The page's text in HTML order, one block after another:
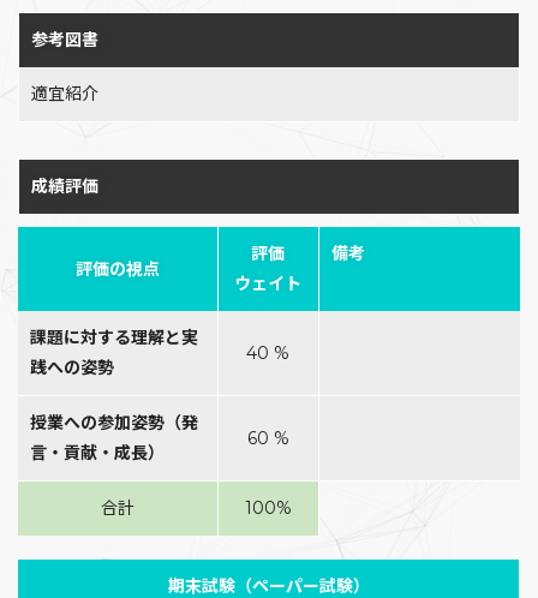
参考図書
適宜紹介
成績評価
評価の視点
評価
ウェイト
備考
課題に対する理解と実
践への姿勢
40 %
授業への参加姿勢（発
言・貢献・成長）
60 %
合計 100%
期末試験（ペーパー試験）